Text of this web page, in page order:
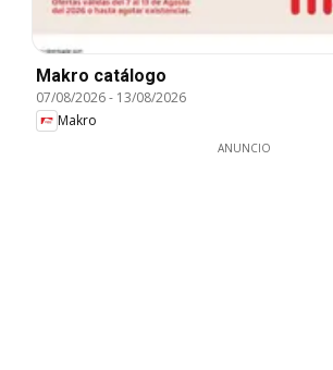
Makro catálogo
07/08/2026- 13/08/2026
Makro
ANUNCIO